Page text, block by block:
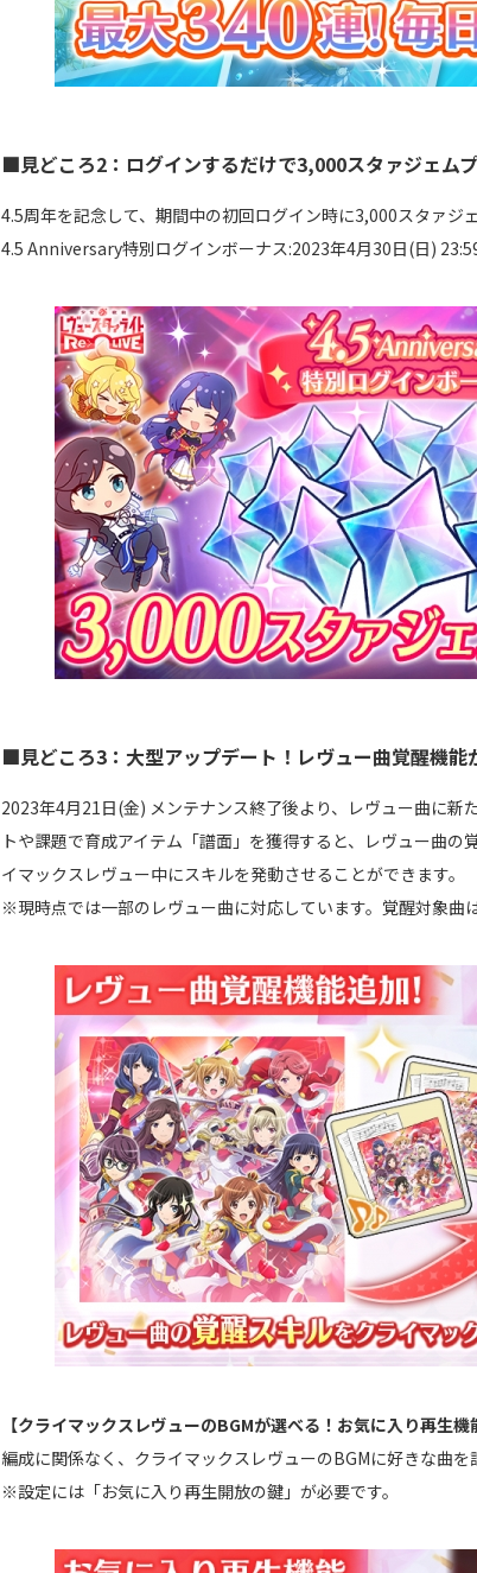
■見どころ2：ログインするだけで3,000スタァジェム
4.5周年を記念して、期間中の初回ログイン時に3,000スタァジ
4.5 Anniversary特別ログインボーナス:2023年4月30日(日)
■見どころ3：大型アップデート！レヴュー曲覚醒機能
2023年4月21日(金) メンテナンス終了後より、レヴュー曲に新
トや課題で育成アイテム「譜面」を獲得すると、レヴュー曲
イマックスレヴュー中にスキルを発動させることができます。
※現時点では一部のレヴュー曲に対応しています。覚醒対象曲
【クライマックスレヴューのBGMが選べる！お気に入り再生機
編成に関係なく、クライマックスレヴューのBGMに好きな曲を
※設定には「お気に入り再生開放の鍵」が必要です。